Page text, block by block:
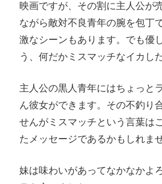
映画ですが、その割に主人公が
ながら敵対不良青年の腕を包丁
激なシーンもあります。でも優
う、何だかミスマッチなイカし
主人公の黒人青年にはちょっと
ん彼女ができます。その不釣り
せんがミスマッチという言葉は
たメッセージであるかもしれませ
妹は味わいがあってなかなかよ